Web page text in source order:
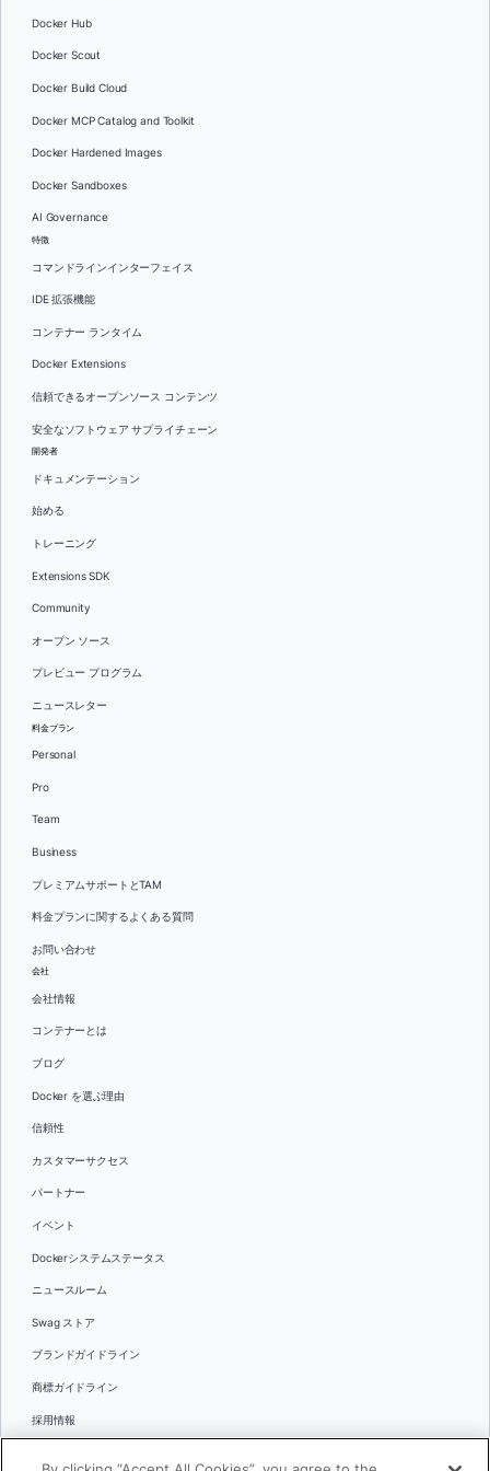
Docker Hub
Docker Scout
Docker Build Cloud
Docker MCP Catalog and Toolkit
Docker Hardened Images
Docker Sandboxes
AI Governance
特徴
コマンドラインインターフェイス
IDE 拡張機能
コンテナー ランタイム
Docker Extensions
信頼できるオープンソース コンテンツ
安全なソフトウェア サプライチェーン
開発者
ドキュメンテーション
始める
トレーニング
Extensions SDK
Community
オープン ソース
プレビュー プログラム
ニュースレター
料金プラン
Personal
Pro
Team
Business
プレミアムサポートとTAM
料金プランに関するよくある質問
お問い合わせ
会社
会社情報
コンテナーとは
ブログ
Docker を選ぶ理由
信頼性
カスタマーサクセス
パートナー
イベント
Dockerシステムステータス
ニュースルーム
Swag ストア
ブランドガイドライン
商標ガイドライン
採用情報